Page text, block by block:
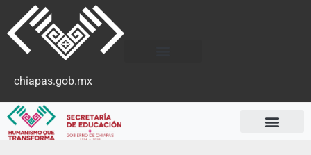
chiapas.gob.mx